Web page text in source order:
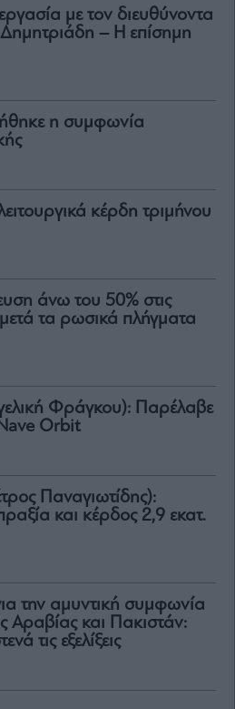
με τον διευθύνοντα
– Η επίσημη
η συμφωνία
κέρδη τριμήνου
άνω του 50% στις
τα ρωσικά πλήγματα
Φράγκου): Παρέλαβε
Orbit
Παναγιωτίδης):
και κέρδος 2,9 εκατ.
την αμυντική συμφωνία
Αραβίας και Πακιστάν:
τις εξελίξεις